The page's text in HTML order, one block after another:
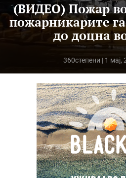
(ВИДЕО) Пожар
пожарникарите
до доцна
360степени | 1 мај,